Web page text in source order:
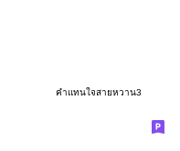
คำแทนใจสายหวาน3